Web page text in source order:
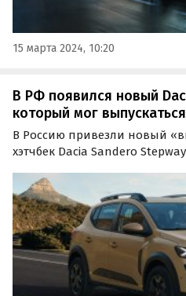
15 марта 2024, 10:20
В РФ появился новый
который мог
В Россию привезли новый
хэтчбек Dacia Sandero
«частник» из Москвы вместе
документами оценил в 2 400